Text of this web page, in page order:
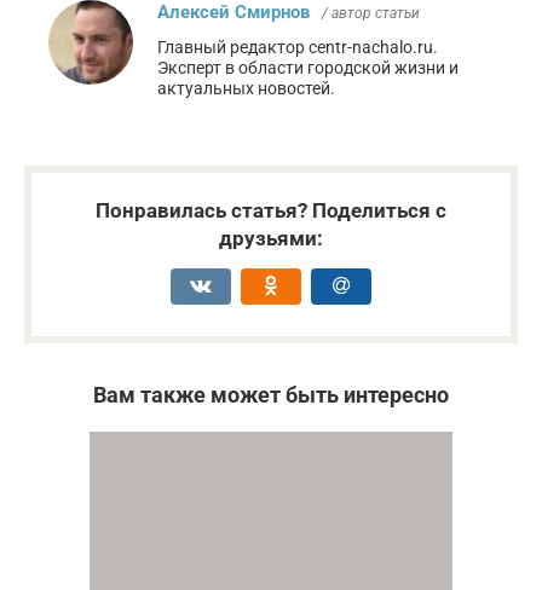
Алексей Смирнов / автор статьи
Главный редактор centr-nachalo.ru.
Эксперт в области городской жизни и
актуальных новостей.
Понравилась статья? Поделиться с
друзьями:
Вам также может быть интересно